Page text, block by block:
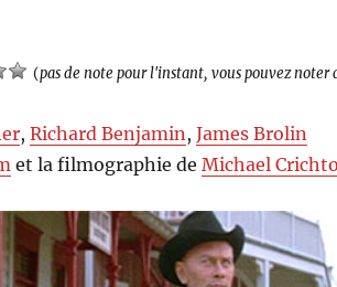
(pas de note pour l'instant, vous pouvez noter
,Richard Benjamin ,James Brolin
et la filmographie deMichael